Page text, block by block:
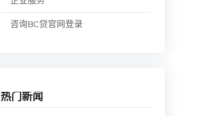
咨询BC贷官网登录
热门新闻